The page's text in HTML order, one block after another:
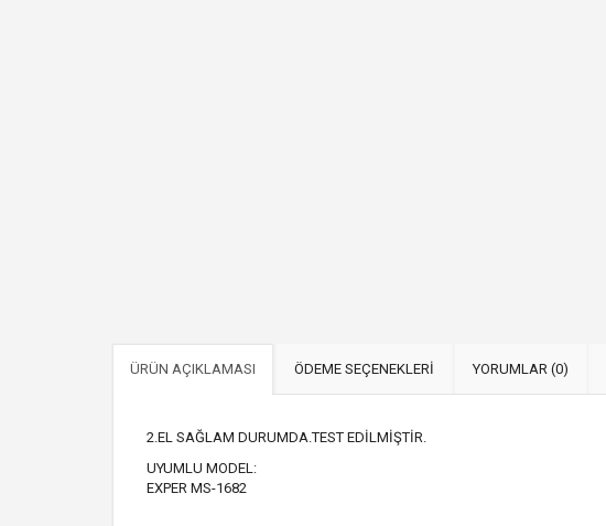
ÜRÜN AÇIKLAMASI ÖDEME SEÇENEKLERİ YORUMLAR (0)
2.EL SAĞLAM DURUMDA.TEST EDİLMİŞTİR.
UYUMLU MODEL:
EXPER MS-1682